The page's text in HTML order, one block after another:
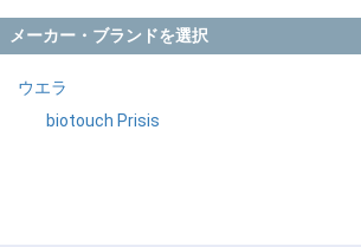
後処理剤 (1)
メーカー・ブランドを選択
ウエラ
biotouch Prisis